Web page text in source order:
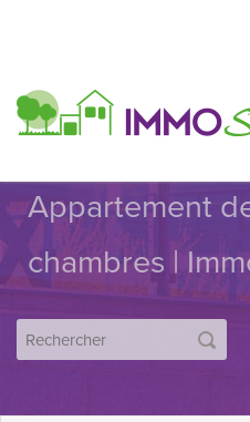
Appartement
chambres |